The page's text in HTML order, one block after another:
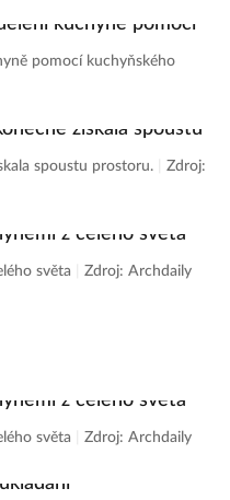
pomocí kuchyňského
spoustu prostoru.
Zdroj:
světa Zdroj: Archdaily
světa Zdroj: Archdaily